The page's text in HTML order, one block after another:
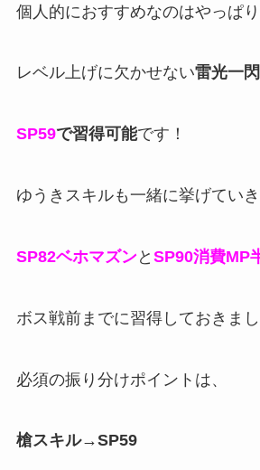
個人的におすすめなのはやっぱり
レベル上げに欠かせない雷光一
SP59で習得可能です！
ゆうきスキルも一緒に挙げていき
SP82ベホマズンと SP90消費MP
ボス戦前までに習得しておきまし
必須の振り分けポイントは、
槍スキル→SP59